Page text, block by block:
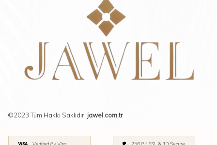
©2023 Tüm Hakkı Saklıdır. jawel.com.tr